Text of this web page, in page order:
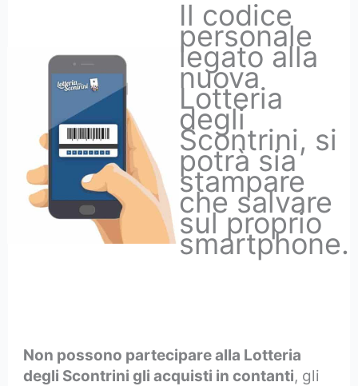
Il codice
personale
legato alla
nuova
Lotteria
degli
Scontrini, si
potrà sia
stampare
che salvare
sul proprio
smartphone.
Non possono partecipare alla Lotteria
degli Scontrini gli acquisti in contanti, gli